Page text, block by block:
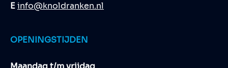
Einfo@knoldranken.nl
OPENINGSTIJDEN